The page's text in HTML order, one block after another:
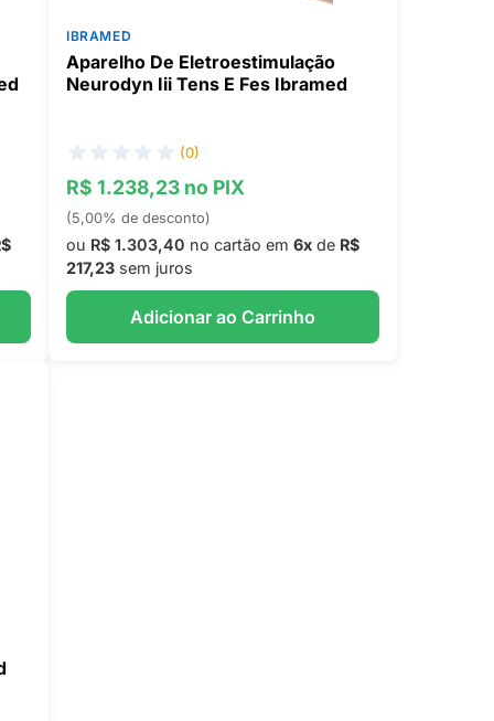
IBRAMED
Aparelho De Eletroestimulação
Neurodyn Iii Tens E Fes Ibramed
(0)
R$ 1.238,23 no PIX
(5,00% de desconto)
ou R$ 1.303,40 no cartão em 6xde R$
217,23sem juros
Adicionar ao Carrinho